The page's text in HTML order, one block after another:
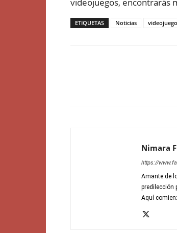
ETIQUETAS Noticias
Nimara
https://
Amante de
predilección
Aquí